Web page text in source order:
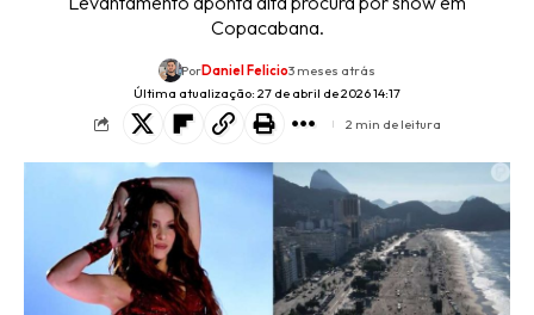
Copacabana.
Última atualização: 27 de abril de 2026 14:17
PorDaniel Felicio3 meses atrás
2 min de leitura